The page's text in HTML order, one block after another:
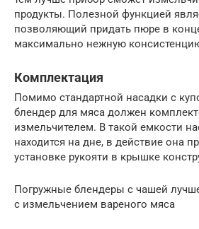
продукты. Полезной функцией
позволяющий придать пюре в
максимально нежную
Комплектация
Помимо стандартной насадки с
блендер для мяса должен
измельчителем. В такой емкости
находится на дне, в действие она
установке рукояти в крышке
Погружные блендеры с чашей
с измельчением вареного мяса